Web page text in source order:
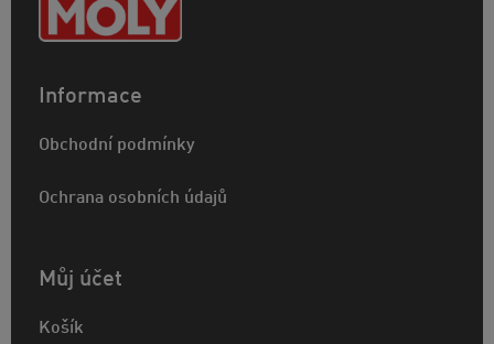
Informace
Obchodní podmínky
Ochrana osobních údajů
Můj účet
Košík